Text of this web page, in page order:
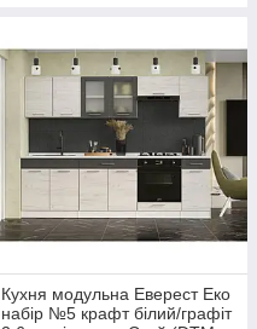
Кухня модульна Еверест Еко
набір №5 крафт білий/графіт